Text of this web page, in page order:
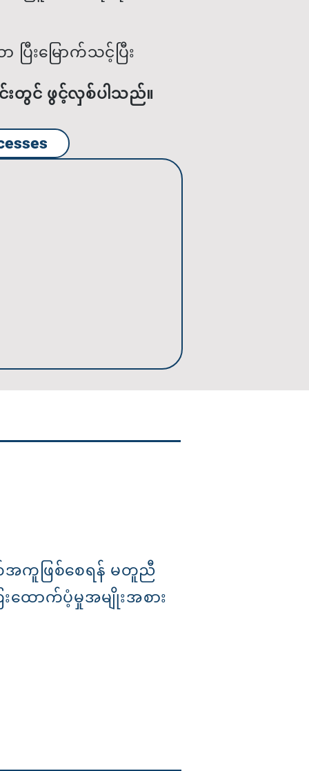
ြီးမြောက်သင့်ပြီး
တွင် ဖွင့်လှစ်ပါသည်။
အကူဖြစ်စေရန် မတူညီ
ေးထောက်ပံ့မှုအမျိုးအစား